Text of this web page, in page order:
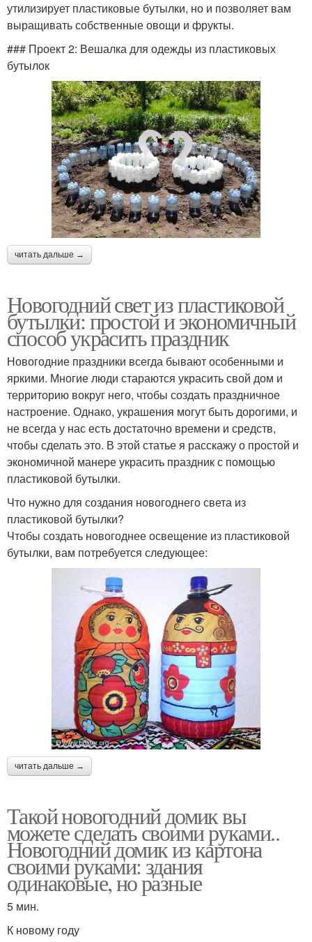
утилизирует пластиковые бутылки, но и позволяет вам
выращивать собственные овощи и фрукты.
### Проект 2: Вешалка для одежды из пластиковых
бутылок
читать дальше →
Новогодний свет из пластиковой
бутылки: простой и экономичный
способ украсить праздник
Новогодние праздники всегда бывают особенными и
яркими. Многие люди стараются украсить свой дом и
территорию вокруг него, чтобы создать праздничное
настроение. Однако, украшения могут быть дорогими, и
не всегда у нас есть достаточно времени и средств,
чтобы сделать это. В этой статье я расскажу о простой и
экономичной манере украсить праздник с помощью
пластиковой бутылки.
Что нужно для создания новогоднего света из
пластиковой бутылки?
Чтобы создать новогоднее освещение из пластиковой
бутылки, вам потребуется следующее:
читать дальше →
Такой новогодний домик вы
можете сделать своими руками..
Новогодний домик из картона
своими руками: здания
одинаковые, но разные
5 мин.
К новому году